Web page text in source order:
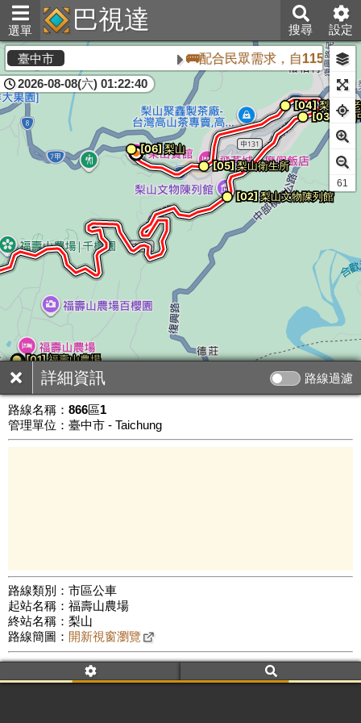
選單 巴視達 搜尋 設定
詳細資訊 路線過濾
路線名稱： 866區1
管理單位：臺中市 - Taichung
路線類別：市區公車
起站名稱：福壽山農場
終站名稱：梨山
路線簡圖： 開新視窗瀏覽
附屬名稱：866區1
車頭描述：福壽山農場
梨山
臺中市 🚌配合民眾需求，自115年8
2026-08-08(六) 01:22:40
公車數量: 累計870、上線374
61